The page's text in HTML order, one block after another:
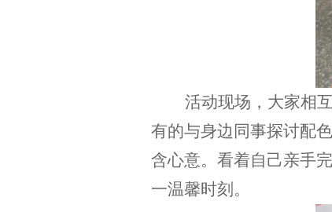
活动现场，大家相
有的与身边同事探讨配
含心意。看着自己亲手
一温馨时刻。